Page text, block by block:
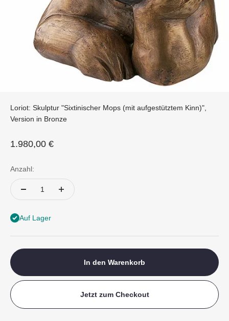
Loriot: Skulptur "Sixtinischer Mops (mit aufgestütztem Kinn)",
Version in Bronze
Angebot
1.980,00 €
Anzahl:
Auf Lager
In den Warenkorb
Jetzt zum Checkout